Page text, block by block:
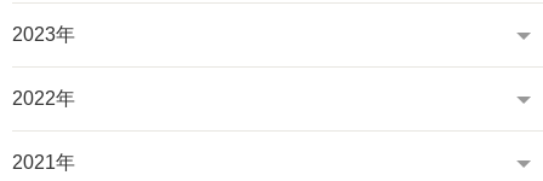
2023年
2022年
2021年